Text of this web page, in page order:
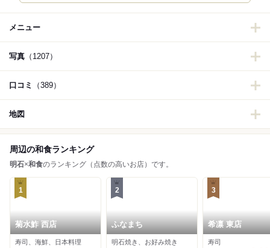
メニュー
写真 （1207）
口コミ （389）
地図
周辺の和食ランキング
明石×和食のランキング（点数の高いお店）です。
1
菊水鮓 西店
寿司、海鮮、日本料理
2
ふなまち
明石焼き、お好み焼き
3
希凛 東店
寿司